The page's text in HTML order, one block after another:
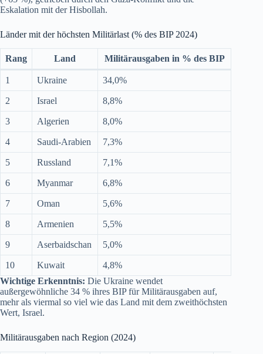
Eskalation mit der Hisbollah.
Länder mit der höchsten Militärlast (% des BIP 2024)
Rang Land Militärausgaben in % des BIP
1 Ukraine 34,0%
2 Israel 8,8%
3 Algerien 8,0%
4 Saudi-Arabien 7,3%
5 Russland 7,1%
6 Myanmar 6,8%
7 Oman 5,6%
8 Armenien 5,5%
9 Aserbaidschan 5,0%
10 Kuwait
4,8%
Wichtige Erkenntnis: Die Ukraine wendet
außergewöhnliche 34 % ihres BIP für Militärausgaben auf,
mehr als viermal so viel wie das Land mit dem zweithöchsten
Wert, Israel.
Militärausgaben nach Region (2024)